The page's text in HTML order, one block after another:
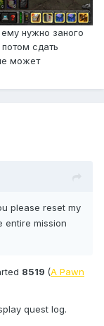
нужно заного
сдать
может
please reset my
entire mission
8519 (A Pawn
quest log.